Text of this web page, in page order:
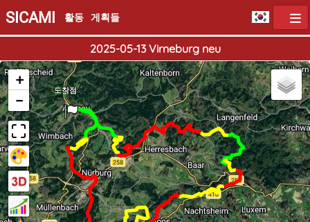
SICAMI 활동 게획들
2025-05-13 Virneburg neu
출발점
도착점
+
−